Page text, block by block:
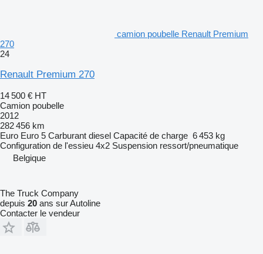
camion poubelle Renault Premium
270
24
Renault Premium 270
14 500 € HT
Camion poubelle
2012
282 456 km
Euro Euro 5 Carburant diesel Capacité de charge 6 453 kg
Configuration de l'essieu 4x2 Suspension ressort/pneumatique
Belgique
The Truck Company
depuis 20 ans sur Autoline
Contacter le vendeur